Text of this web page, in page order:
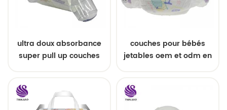
ultra doux absorbance
super pull up couches
couches pour bébés
jetables oem et odm en